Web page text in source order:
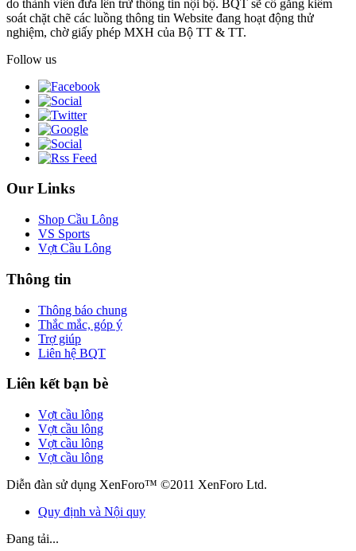
do thành viên đưa lên trừ thông tin nội bộ. BQT sẽ cố gắng kiểm
soát chặt chẽ các luồng thông tin Website đang hoạt động thử
nghiệm, chờ giấy phép MXH của Bộ TT & TT.
Follow us
Our Links
Shop Cầu Lông
VS Sports
Vợt Cầu Lông
Thông tin
Thông báo chung
Thắc mắc, góp ý
Trợ giúp
Liên hệ BQT
Liên kết bạn bè
Vợt cầu lông
Vợt cầu lông
Vợt cầu lông
Vợt cầu lông
Diễn đàn sử dụng XenForo™ ©2011 XenForo Ltd.
Quy định và Nội quy
Đang tải...